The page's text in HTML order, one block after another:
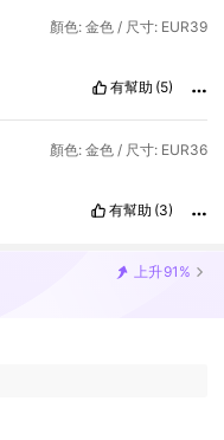
顏色: 金色 / 尺寸: EUR39
有幫助 (5)
顏色: 金色 / 尺寸: EUR36
有幫助 (3)
上升91%